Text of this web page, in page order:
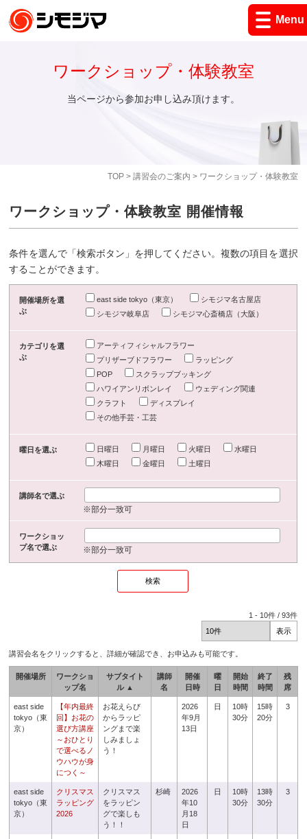
Menu
TOP> 講習会のご案内 > ワークショップ・体験教室
ワークショップ・体験教室
当ページから参加お申し込み頂けます。
ワークショップ・体験教室 開催情報
条件を選んで「検索ボタン」を押してください。複数の項目を選択
することができます。
開催場所を選
ぶ
east side tokyo（東京）
シモジマ名古屋店
シモジマ岐阜店
シモジマ心斎橋店（大阪）
カテゴリを選
ぶ
アーティフィシャルフラワー
プリザーブドフラワー
ラッピング
POP
スクラップブッキング
ハワイアンリボンレイ
ウェディング関連
クラフト
ディスプレイ
その他手芸・工芸
曜日を選ぶ 日曜日 月曜日 火曜日
水曜日
木曜日
金曜日 土曜日
講師名で選ぶ
※部分一致可
ワークショッ
プ名で選ぶ
※部分一致可
1 - 10件 /93件
講習会名をクリックすると、詳細が確認でき、お申込みも可能です。
開催場所
ワークショ
ップ名
サブタイト
ル ▲
講師
名
開催
日時
曜
日
開始
時間
終了
時間
残
席
east side
tokyo（東
京）
【年内最終
回】お花の
選び方講座
～おひとり
で選べるノ
ウハウが身
につく～
お花えらび
からラッピ
ングまで楽
しみましょ
う！
2026
年9月
13日
日
10時
30分
15時
20分
3
east side
tokyo（東
京）
クリスマス
ラッピング
2026
クリスマス
をラッピン
グで楽しも
う！！
杉崎
2026
年10
月18
日
日
10時
30分
13時
30分
3